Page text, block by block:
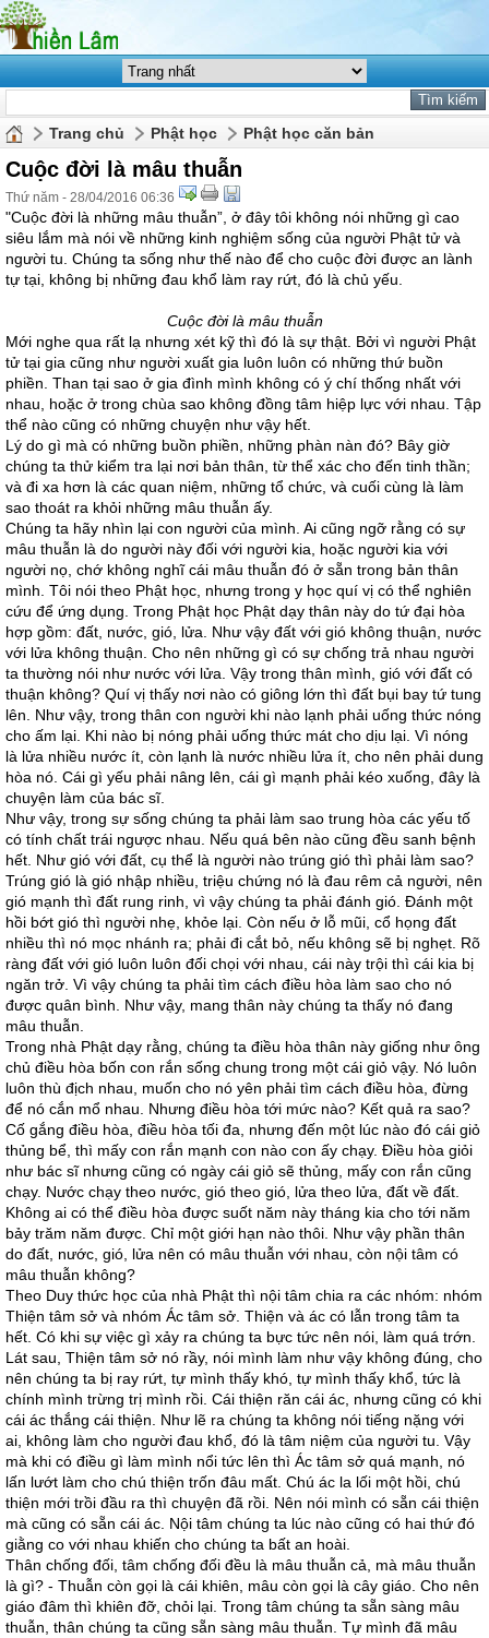
Trang chủ Phật học Phật học căn bản
Cuộc đời là mâu thuẫn
Thứ năm - 28/04/2016 06:36
"Cuộc đời là những mâu thuẫn”, ở đây tôi không nói những gì cao
siêu lắm mà nói về những kinh nghiệm sống của người Phật tử và
người tu. Chúng ta sống như thế nào để cho cuộc đời được an lành
tự tại, không bị những đau khổ làm ray rứt, đó là chủ yếu.
Cuộc đời là mâu thuẫn
Mới nghe qua rất lạ nhưng xét kỹ thì đó là sự thật. Bởi vì người Phật
tử tại gia cũng như người xuất gia luôn luôn có những thứ buồn
phiền. Than tại sao ở gia đình mình không có ý chí thống nhất với
nhau, hoặc ở trong chùa sao không đồng tâm hiệp lực với nhau. Tập
thể nào cũng có những chuyện như vậy hết.
Lý do gì mà có những buồn phiền, những phàn nàn đó? Bây giờ
chúng ta thử kiểm tra lại nơi bản thân, từ thể xác cho đến tinh thần;
và đi xa hơn là các quan niệm, những tổ chức, và cuối cùng là làm
sao thoát ra khỏi những mâu thuẫn ấy.
Chúng ta hãy nhìn lại con người của mình. Ai cũng ngỡ rằng có sự
mâu thuẫn là do người này đối với người kia, hoặc người kia với
người nọ, chớ không nghĩ cái mâu thuẫn đó ở sẵn trong bản thân
mình. Tôi nói theo Phật học, nhưng trong y học quí vị có thể nghiên
cứu để ứng dụng. Trong Phật học Phật dạy thân này do tứ đại hòa
hợp gồm: đất, nước, gió, lửa. Như vậy đất với gió không thuận, nước
với lửa không thuận. Cho nên những gì có sự chống trả nhau người
ta thường nói như nước với lửa. Vậy trong thân mình, gió với đất có
thuận không? Quí vị thấy nơi nào có giông lớn thì đất bụi bay tứ tung
lên. Như vậy, trong thân con người khi nào lạnh phải uống thức nóng
cho ấm lại. Khi nào bị nóng phải uống thức mát cho dịu lại. Vì nóng
là lửa nhiều nước ít, còn lạnh là nước nhiều lửa ít, cho nên phải dung
hòa nó. Cái gì yếu phải nâng lên, cái gì mạnh phải kéo xuống, đây là
chuyện làm của bác sĩ.
Như vậy, trong sự sống chúng ta phải làm sao trung hòa các yếu tố
có tính chất trái ngược nhau. Nếu quá bên nào cũng đều sanh bệnh
hết. Như gió với đất, cụ thể là người nào trúng gió thì phải làm sao?
Trúng gió là gió nhập nhiều, triệu chứng nó là đau rêm cả người, nên
gió mạnh thì đất rung rinh, vì vậy chúng ta phải đánh gió. Đánh một
hồi bớt gió thì người nhẹ, khỏe lại. Còn nếu ở lỗ mũi, cổ họng đất
nhiều thì nó mọc nhánh ra; phải đi cắt bỏ, nếu không sẽ bị nghẹt. Rõ
ràng đất với gió luôn luôn đối chọi với nhau, cái này trội thì cái kia bị
ngăn trở. Vì vậy chúng ta phải tìm cách điều hòa làm sao cho nó
được quân bình. Như vậy, mang thân này chúng ta thấy nó đang
mâu thuẫn.
Trong nhà Phật dạy rằng, chúng ta điều hòa thân này giống như ông
chủ điều hòa bốn con rắn sống chung trong một cái giỏ vậy. Nó luôn
luôn thù địch nhau, muốn cho nó yên phải tìm cách điều hòa, đừng
để nó cắn mổ nhau. Nhưng điều hòa tới mức nào? Kết quả ra sao?
Cố gắng điều hòa, điều hòa tối đa, nhưng đến một lúc nào đó cái giỏ
thủng bể, thì mấy con rắn mạnh con nào con ấy chạy. Điều hòa giỏi
như bác sĩ nhưng cũng có ngày cái giỏ sẽ thủng, mấy con rắn cũng
chạy. Nước chạy theo nước, gió theo gió, lửa theo lửa, đất về đất.
Không ai có thể điều hòa được suốt năm này tháng kia cho tới năm
bảy trăm năm được. Chỉ một giới hạn nào thôi. Như vậy phần thân
do đất, nước, gió, lửa nên có mâu thuẫn với nhau, còn nội tâm có
mâu thuẫn không?
Theo Duy thức học của nhà Phật thì nội tâm chia ra các nhóm: nhóm
Thiện tâm sở và nhóm Ác tâm sở. Thiện và ác có lẫn trong tâm ta
hết. Có khi sự việc gì xảy ra chúng ta bực tức nên nói, làm quá trớn.
Lát sau, Thiện tâm sở nó rầy, nói mình làm như vậy không đúng, cho
nên chúng ta bị ray rứt, tự mình thấy khó, tự mình thấy khổ, tức là
chính mình trừng trị mình rồi. Cái thiện răn cái ác, nhưng cũng có khi
cái ác thắng cái thiện. Như lẽ ra chúng ta không nói tiếng nặng với
ai, không làm cho người đau khổ, đó là tâm niệm của người tu. Vậy
mà khi có điều gì làm mình nổi tức lên thì Ác tâm sở quá mạnh, nó
lấn lướt làm cho chú thiện trốn đâu mất. Chú ác la lối một hồi, chú
thiện mới trồi đầu ra thì chuyện đã rồi. Nên nói mình có sẵn cái thiện
mà cũng có sẵn cái ác. Nội tâm chúng ta lúc nào cũng có hai thứ đó
giằng co với nhau khiến cho chúng ta bất an hoài.
Thân chống đối, tâm chống đối đều là mâu thuẫn cả, mà mâu thuẫn
là gì? - Thuẫn còn gọi là cái khiên, mâu còn gọi là cây giáo. Cho nên
giáo đâm thì khiên đỡ, chỏi lại. Trong tâm chúng ta sẵn sàng mâu
thuẫn, thân chúng ta cũng sẵn sàng mâu thuẫn. Tự mình đã mâu